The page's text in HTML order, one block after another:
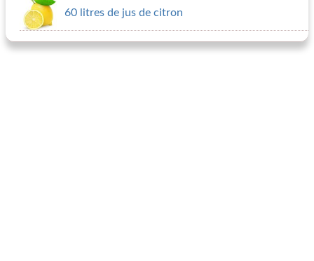
60 litres de jus de citron